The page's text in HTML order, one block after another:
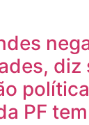
diz
PF